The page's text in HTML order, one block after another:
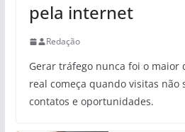
pela internet
Redação
Gerar tráfego nunca foi o maior
real começa quando visitas não
contatos e oportunidades.